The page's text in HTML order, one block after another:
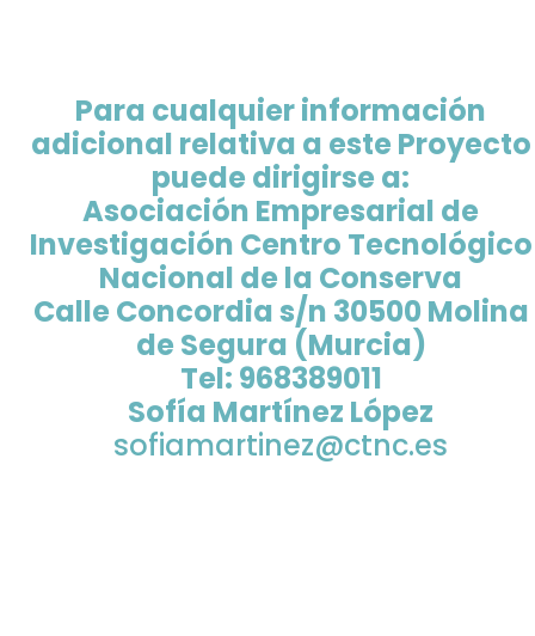
Para cualquier información
adicional relativa a este Proyecto
puede dirigirse a:
Asociación Empresarial de
Investigación Centro Tecnológico
Nacional de la Conserva
Calle Concordia s/n 30500 Molina
de Segura (Murcia)
Tel: 968389011
Sofía Martínez López
sofiamartinez@ctnc.es